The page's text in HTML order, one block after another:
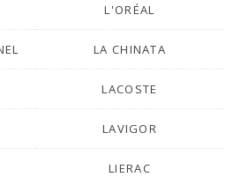
L'ORÉAL
LA CHINATA
LACOSTE
LAVIGOR
LIERAC